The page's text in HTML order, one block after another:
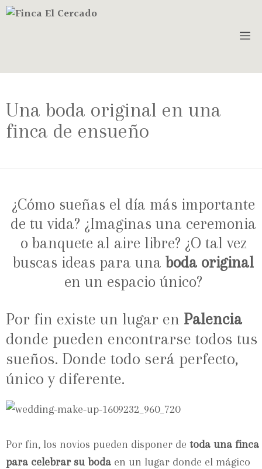
Una boda original en una
finca de ensueño
¿Cómo sueñas el día más importante
de tu vida? ¿Imaginas una ceremonia
o banquete al aire libre? ¿O tal vez
buscas ideas para unaboda original
en un espacio único?
Por fin existe un lugar en Palencia
donde pueden encontrarse todos tus
sueños. Donde todo será perfecto,
único y diferente.
Por fin, los novios pueden disponer de toda una finca
para celebrar su boda en un lugar donde el mágico